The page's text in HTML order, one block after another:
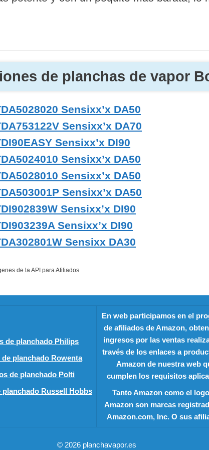
de planchas de vapor
Sensixx’x DA50
Sensixx’x DA70
Sensixx’x DI90
Sensixx’x DA50
Sensixx’x DA50
Sensixx’x DA50
Sensixx’x DI90
Sensixx’x DI90
Sensixx DA30
de la API para Afiliados
de planchado Philips
planchado Rowenta
de planchado Polti
planchado Russell Hobbs
En web participamos en el
de afiliados de Amazon,
ingresos por las ventas
través de los enlaces a
Amazon de nuestra web
cumplen los requisitos
Tanto Amazon como el
Amazon son marcas
Amazon.com, Inc. O sus
© 2026 planchavapor.es